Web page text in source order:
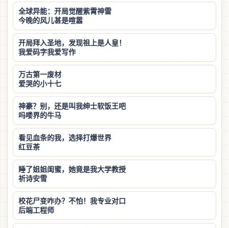
全球异能：开局觉醒紫霄神雷
今晚的风儿甚是喧嚣
开局拜入圣地，发现祖上是人皇！
我爱码字我爱写作
万古第一废材
爱哭的小十七
神豪？别，还是叫我绅士软饭王吧
吗喽界的牛马
看见血条的我，选择打爆世界
红豆茶
睡了姐姐闺蜜，她竟是我大学教授
祈诗安雪
校花尸变咋办？不怕！我专业对口
后端工程师